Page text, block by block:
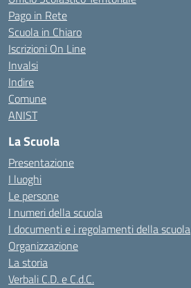
Pago in Rete
Scuola in Chiaro
Iscrizioni On Line
Invalsi
Indire
Comune
ANIST
La Scuola
Presentazione
I luoghi
Le persone
I numeri della scuola
I documenti e i regolamenti della scuola
Organizzazione
La storia
Verbali C.D. e C.d.C.